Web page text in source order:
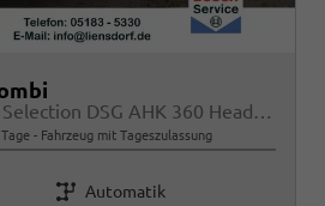
2.0 TDI 142kW 4x4 Selection DSG AHK 360 Head Up
Fahrzeug mit Tageszulassung
Getriebe Automatik